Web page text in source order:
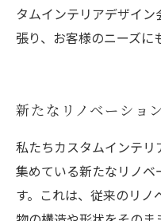
タムインテリアデザイ
張り、お客様のニーズに
新たなリノベーショ
私たちカスタムインテ
集めている新たなリノ
す。これは、従来のリ